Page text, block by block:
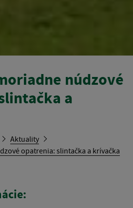
núdzové
a
Aktuality
opatrenia: slintačka a krívačka